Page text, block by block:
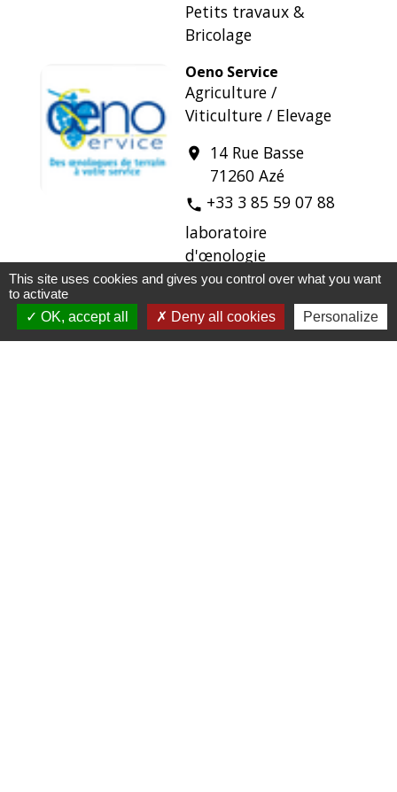
Petits travaux &
Bricolage
Oeno Service
Agriculture /
Viticulture / Elevage
location_on
14 Rue Basse
71260 Azé
phone +33 3 85 59 07 88
laboratoire
d'œnologie
Paris et associés
Immobilier
This site uses cookies and gives you control over what you want
to activate
OK, accept all
Deny all cookies Personalize